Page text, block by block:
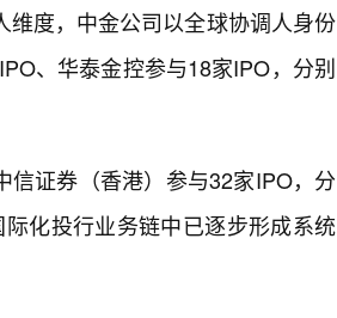
度，中金公司以全球协调人身份
、华泰金控参与18家IPO，分别
证券（香港）参与32家IPO，分
化投行业务链中已逐步形成系统